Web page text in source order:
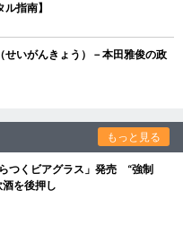
指南】
いがんきょう）－本田雅俊の政
もっと見る
つくビアグラス」発売 “強制
を後押し